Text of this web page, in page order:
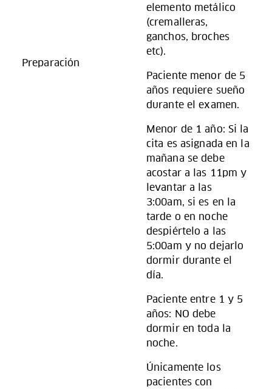
Preparación
elemento metálico
(cremalleras,
ganchos, broches
etc).
Paciente menor de 5
años requiere sueño
durante el examen.
Menor de 1 año: Si la
cita es asignada en la
mañana se debe
acostar a las 11pm y
levantar a las
3:00am, si es en la
tarde o en noche
despiértelo a las
5:00am y no dejarlo
dormir durante el
día.
Paciente entre 1 y 5
años: NO debe
dormir en toda la
noche.
Únicamente los
pacientes con